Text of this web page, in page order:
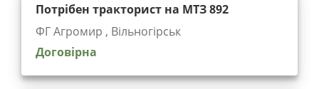
Потрібен тракторист на МТЗ 892
ФГ Агромир , Вільногірськ
Договірна